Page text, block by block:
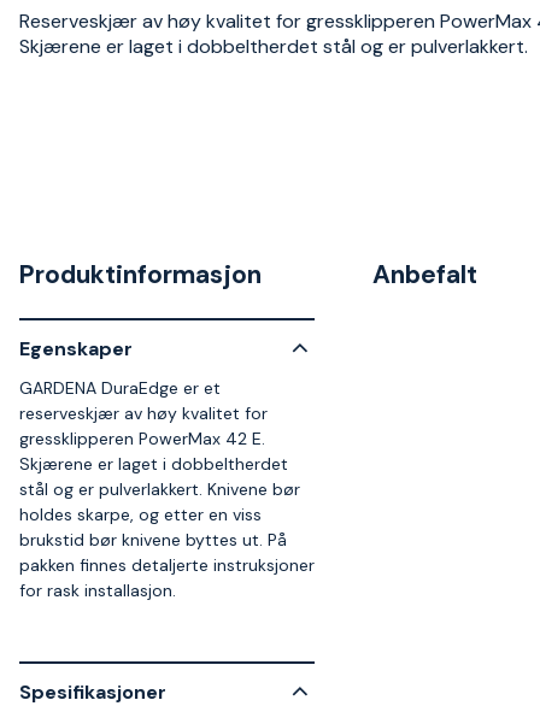
Reserveskjær av høy kvalitet for gressklipperen PowerMax
Skjærene er laget i dobbeltherdet stål og er pulverlakkert.
Produktinformasjon
Egenskaper
GARDENA DuraEdge er et
reserveskjær av høy kvalitet for
gressklipperen PowerMax 42 E.
Skjærene er laget i dobbeltherdet
stål og er pulverlakkert. Knivene bør
holdes skarpe, og etter en viss
brukstid bør knivene byttes ut. På
pakken finnes detaljerte instruksjoner
for rask installasjon.
Spesifikasjoner
Anbefalt